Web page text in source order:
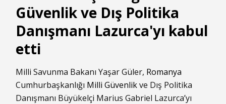
Güvenlik ve Dış Politika
Danışmanı Lazurca'yı kabul
etti
Milli Savunma Bakanı Yaşar Güler, Romanya
Cumhurbaşkanlığı Milli Güvenlikve Dış Politika
Danışmanı Büyükelçi Marius Gabriel Lazurca’yı